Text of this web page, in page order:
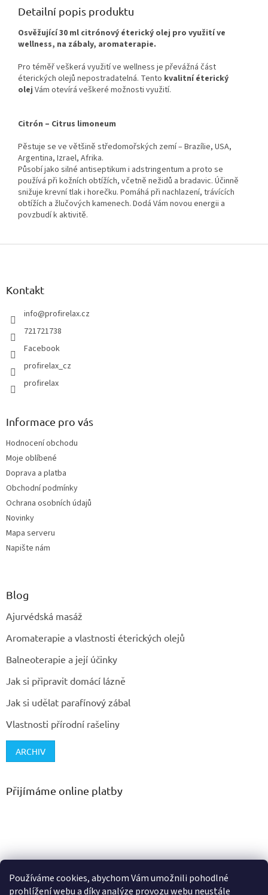
Používáme cookies, abychom Vám umožnili pohodlné
prohlížení webu a díky analýze provozu webu neustále
Detailní popis produktu
Osvěžující 30 ml citrónový éterický olej pro využití ve
wellness, na zábaly, aromaterapie.
Pro téměř veškerá využití ve wellness je převážná část
éterických olejů nepostradatelná. Tento kvalitní éterický
olej Vám otevírá veškeré možnosti využití.
Citrón – Citrus limoneum
Pěstuje se ve většině středomořských zemí – Brazílie, USA,
Argentina, Izrael, Afrika.
Působí jako silné antiseptikum i adstringentum a proto se
používá při kožních obtížích, včetně nežidů a bradavic. Účinně
snižuje krevní tlak i horečku. Pomáhá při nachlazení, trávících
obtížích a žlučových kamenech. Dodá Vám novou energii a
povzbudí k aktivitě.
Z
Kontakt
info@profirelax.cz
721721738
Facebook
profirelax_cz
profirelax
Informace pro vás
Hodnocení obchodu
Moje oblíbené
Doprava a platba
Obchodní podmínky
Ochrana osobních údajů
Novinky
Mapa serveru
Napište nám
Blog
Ajurvédská masáž
Aromaterapie a vlastnosti éterických olejů
Balneoterapie a její účinky
Jak si připravit domácí lázně
Jak si udělat parafínový zábal
Vlastnosti přírodní rašeliny
ARCHIV
Přijímáme online platby